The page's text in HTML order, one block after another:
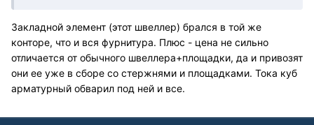
Закладной элемент (этот швеллер) брался в той же
конторе, что и вся фурнитура. Плюс - цена не сильно
отличается от обычного швеллера+площадки, да и привозят
они ее уже в сборе со стержнями и площадками. Тока куб
арматурный обварил под ней и все.